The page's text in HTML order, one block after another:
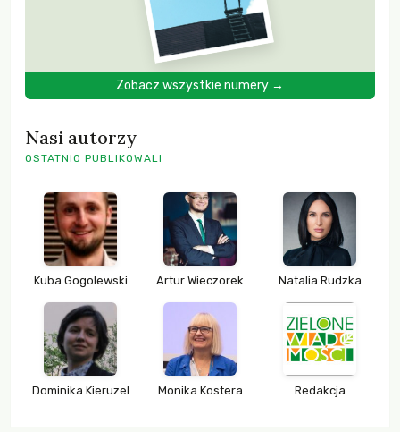
Zobacz wszystkie numery →
Nasi autorzy
OSTATNIO PUBLIKOWALI
Kuba Gogolewski Artur Wieczorek Natalia Rudzka
Dominika Kieruzel Monika Kostera Redakcja